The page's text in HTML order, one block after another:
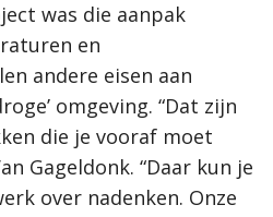
was die aanpak
en
andere eisen aan
omgeving. “Dat zijn
die je vooraf moet
Gageldonk. “Daar kun je
over nadenken. Onze